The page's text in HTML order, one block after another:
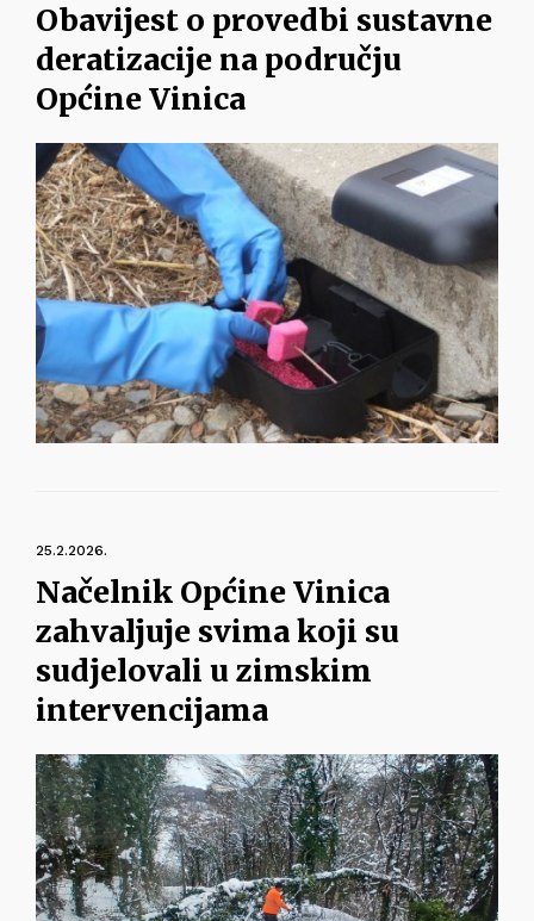
Obavijest o provedbi sustavne
deratizacije na području
Općine Vinica
25.2.2026.
Načelnik Općine Vinica
zahvaljuje svima koji su
sudjelovali u zimskim
intervencijama